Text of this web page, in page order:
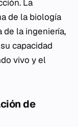
La
de la biología
de la ingeniería,
capacidad
vivo y el
de